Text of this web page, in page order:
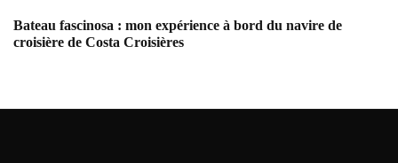
Bateau fascinosa : mon expérience à bord du navire de
croisière de Costa Croisières